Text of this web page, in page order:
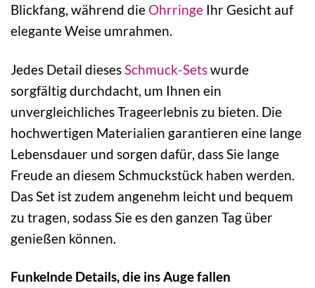
Blickfang, während die Ohrringe Ihr Gesicht auf
elegante Weise umrahmen.
Jedes Detail dieses Schmuck-Setswurde
sorgfältig durchdacht, um Ihnen ein
unvergleichliches Trageerlebnis zu bieten. Die
hochwertigen Materialien garantieren eine lange
Lebensdauer und sorgen dafür, dass Sie lange
Freude an diesem Schmuckstück haben werden.
Das Set ist zudem angenehm leicht und bequem
zu tragen, sodass Sie es den ganzen Tag über
genießen können.
Funkelnde Details, die ins Auge fallen